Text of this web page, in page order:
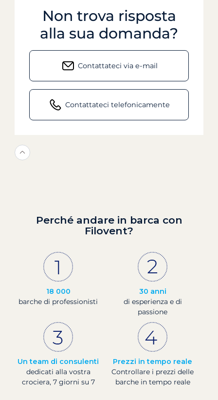
Non trova risposta
alla sua domanda?
Contattateci via e-mail
Contattateci telefonicamente
Perché andare in barca con
Filovent?
18 000
barche di professionisti
30 anni
di esperienza e di
passione
Un team di consulenti
dedicati alla vostra
crociera, 7 giorni su 7
Prezzi in tempo reale
Controllare i prezzi delle
barche in tempo reale